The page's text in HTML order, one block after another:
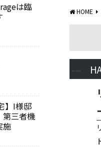
HOME
は臨
】I様邸
第三者機
施